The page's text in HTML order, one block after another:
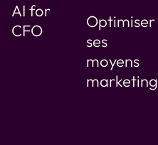
AI for
CFO
Optimiser
ses
moyens
marketing